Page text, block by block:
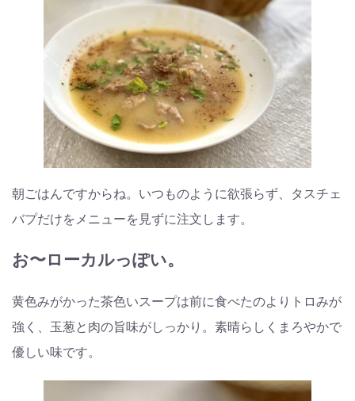
朝ごはんですからね。いつものように欲張らず、タスチェ
バプだけをメニューを見ずに注文します。
お〜ローカルっぽい。
黄色みがかった茶色いスープは前に食べたのよりトロみが
強く、玉葱と肉の旨味がしっかり。素晴らしくまろやかで
優しい味です。